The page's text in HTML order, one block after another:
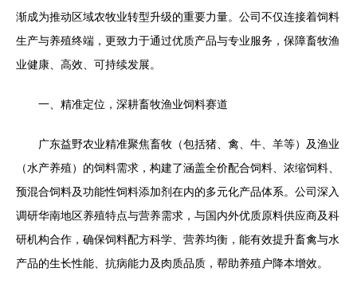
渐成为推动区域农牧业转型升级的重要力量。公司不仅连接着饲料
生产与养殖终端，更致力于通过优质产品与专业服务，保障畜牧渔
业健康、高效、可持续发展。
一、精准定位，深耕畜牧渔业饲料赛道
广东益野农业精准聚焦畜牧（包括猪、禽、牛、羊等）及渔业
（水产养殖）的饲料需求，构建了涵盖全价配合饲料、浓缩饲料、
预混合饲料及功能性饲料添加剂在内的多元化产品体系。公司深入
调研华南地区养殖特点与营养需求，与国内外优质原料供应商及科
研机构合作，确保饲料配方科学、营养均衡，能有效提升畜禽与水
产品的生长性能、抗病能力及肉质品质，帮助养殖户降本增效。